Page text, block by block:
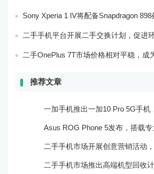
Sony Xperia 1 IV将配备Snapdragon 898
二手手机平台开展二手交换计划，促进环保和可持续
二手OnePlus 7T市场价格相对平稳，成为消费者购买的实
推荐文章